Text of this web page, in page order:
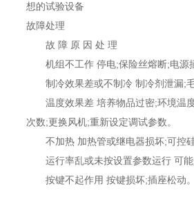
想的试验设备
故障处理
故 障 原 因 处 理
机组不工作 停电;保险丝熔断;电源
制冷效果差或不制冷 制冷剂泄漏;
温度效果差 培养物品过密;环境温
次数;更换风机;重新设定调试参数。
不加热 加热管或继电器损坏;可控
运行率乱或未按设置参数运行 可
按键不起作用 按键损坏;插座松动。